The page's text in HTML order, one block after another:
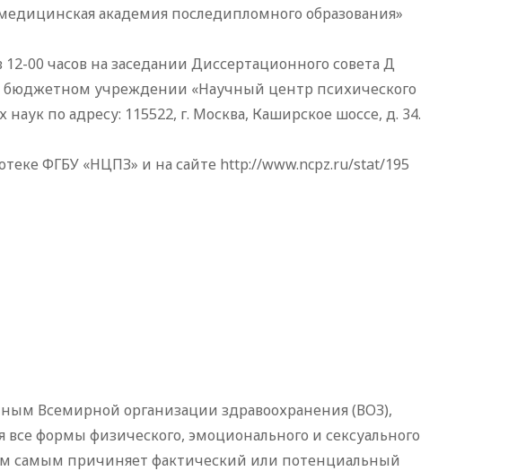
академия последипломного образования»
00 часов на заседании Диссертационного совета Д
бюджетном учреждении «Научный центр психического
по адресу: 115522, г. Москва, Каширское шоссе, д. 34.
ФГБУ «НЦПЗ» и на сайте http://www.ncpz.ru/stat/195
Всемирной организации здравоохранения (ВОЗ),
формы физического, эмоционального и сексуального
самым причиняет фактический или потенциальный